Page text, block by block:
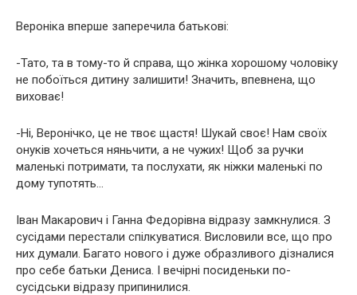
Вероніка вперше заперечила батькові:
-Тато, та в тому-то й справа, що жінка хорошому чоловіку
не побоїться дитину залишити! Значить, впевнена, що
виховає!
-Ні, Веронічко, це не твоє щастя! Шукай своє! Нам своїх
онуків хочеться няньчити, а не чужих! Щоб за ручки
маленькі потримати, та послухати, як ніжки маленькі по
дому тупотять…
Іван Макарович і Ганна Федорівна відразу замкнулися. З
сусідами перестали спілкуватися. Висловили все, що про
них думали. Багато нового і дуже образливого дізналися
про себе батьки Дениса. І вечірні посиденьки по-
сусідськи відразу припинилися.